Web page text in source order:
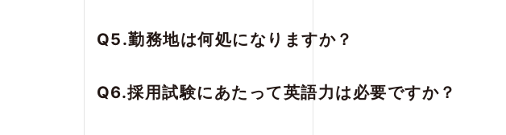
Q5.勤務地は何処になりますか？
Q6.採用試験にあたって英語力は必要ですか？